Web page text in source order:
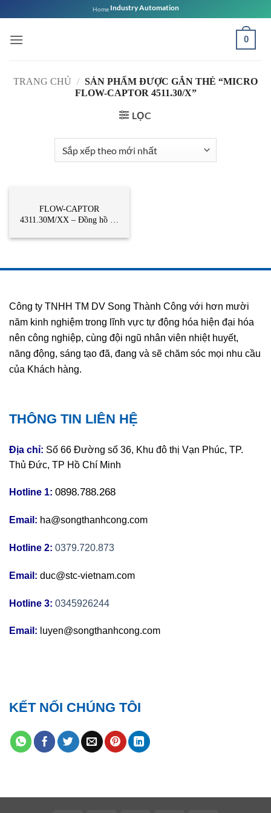
qua
nội
Home Industry Automation
0
TRANG CHỦ / SẢN PHẨM ĐƯỢC GẮN THẺ “MICRO
FLOW-CAPTOR 4511.30/X”
LỌC
FLOW-CAPTOR
4311.30M/XX – Đồng hồ đo
WEBER sensor Vietnam –
Công ty TNHH TM DV Song Thành Công với hơn mười
năm kinh nghiệm trong lĩnh vực tự động hóa hiện đại hóa
nên công nghiệp, cùng đội ngũ nhân viên nhiệt huyết,
năng động, sáng tạo đã, đang và sẽ chăm sóc mọi nhu cầu
của Khách hàng.
THÔNG TIN LIÊN HỆ
Địa chỉ: Số 66 Đường số 36, Khu đô thị Vạn Phúc, TP.
Thủ Đức, TP Hồ Chí Minh
Hotline 1: 0898.788.268
Email: ha@songthanhcong.com
Hotline 2: 0379.720.873
Email: duc@stc-vietnam.com
Hotline 3: 0345926244
Email: luyen@songthanhcong.com
KẾT NỐI CHÚNG TÔI